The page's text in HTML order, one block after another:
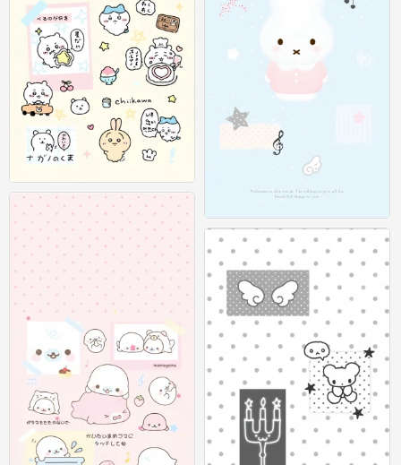
可爱插画壁纸 图源：等等小王
0
可爱插画壁纸 图源：等等小王
0